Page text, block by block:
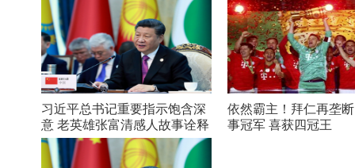
习近平总书记重要指示饱含深
意 老英雄张富清感人故事诠释
初心
依然霸主！拜仁再垄
事冠军 喜获四冠王